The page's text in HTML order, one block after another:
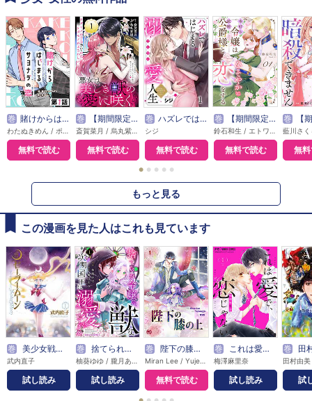
巻 賭けからはじまるサヨナラの恋【単話版】
無料で読む
巻 【期間限定無料】悪女は美しき獣の愛に咲く（単話版）
無料で読む
巻 ハズレではじまる溺愛人生～仕組まれた恋の相手はハイスぺ社長
シジ
無料で読む
巻 【期間限定無料】本好き令嬢は敏腕公爵様とひそやかに恋をする
無料で読む
巻 【期間限定無料
無
● ● ● ● ●
もっと見る
この漫画を見た人はこれも見ています
巻 美少女戦士セーラームーン 完全版
武内直子
試し読み
巻 捨てられ令嬢は、獣な次期国王に溺愛される
試し読み
巻 陛下の膝の上
無料で読む
巻 これは愛で、恋じゃない【マイクロ】
梅澤麻里奈
試し読み
巻 田村由美デビュ
田村由美
試